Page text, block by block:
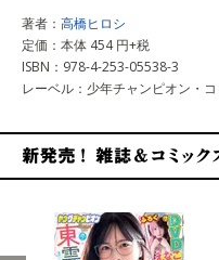
著者： 高橋ヒロシ
定価：本体 454 円+税
ISBN：978-4-253-05538-3
レーベル：少年チャンピオン・